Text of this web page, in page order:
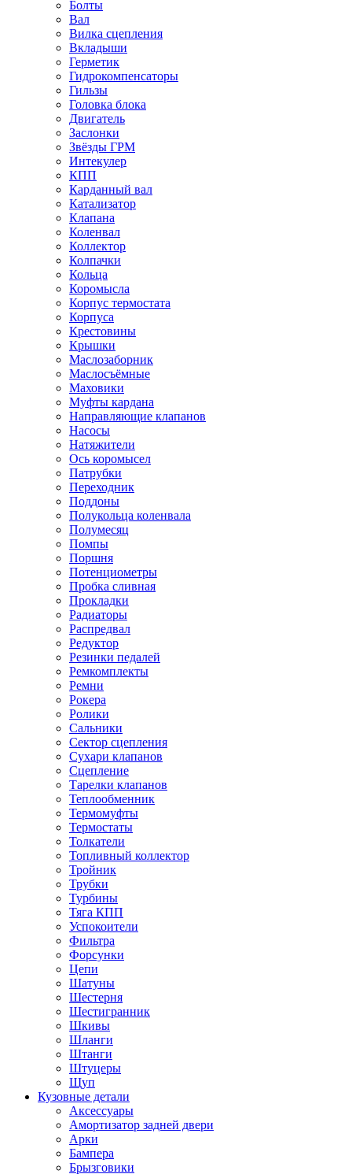
Болты
Вал
Вилка сцепления
Вкладыши
Герметик
Гидрокомпенсаторы
Гильзы
Головка блока
Двигатель
Заслонки
Звёзды ГРМ
Интекулер
КПП
Карданный вал
Катализатор
Клапана
Коленвал
Коллектор
Колпачки
Кольца
Коромысла
Корпус термостата
Корпуса
Крестовины
Крышки
Маслозаборник
Маслосъёмные
Маховики
Муфты кардана
Направляющие клапанов
Насосы
Натяжители
Ось коромысел
Патрубки
Переходник
Поддоны
Полукольца коленвала
Полумесяц
Помпы
Поршня
Потенциометры
Пробка сливная
Прокладки
Радиаторы
Распредвал
Редуктор
Резинки педалей
Ремкомплекты
Ремни
Рокера
Ролики
Сальники
Сектор сцепления
Сухари клапанов
Сцепление
Тарелки клапанов
Теплообменник
Термомуфты
Термостаты
Толкатели
Топливный коллектор
Тройник
Трубки
Турбины
Тяга КПП
Успокоители
Фильтра
Форсунки
Цепи
Шатуны
Шестерня
Шестигранник
Шкивы
Шланги
Штанги
Штуцеры
Щуп
Кузовные детали
Аксессуары
Амортизатор задней двери
Арки
Бампера
Брызговики